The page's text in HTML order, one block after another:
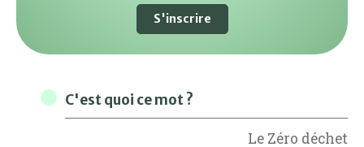
S'inscrire
C'est quoi ce mot ?
Le Zéro déchet